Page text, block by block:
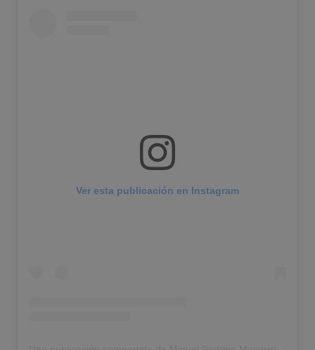
Ver esta publicación en Instagram